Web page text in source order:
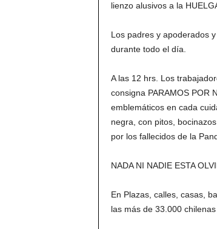
lienzo alusivos a la
Los padres y apoderados
durante todo el día.
A las 12 hrs. Los
consigna PARAMOS POR
emblemáticos en cada
negra, con pitos,
por los fallecidos de la
NADA NI NADIE ESTA
En Plazas, calles, casas,
las más de 33.000